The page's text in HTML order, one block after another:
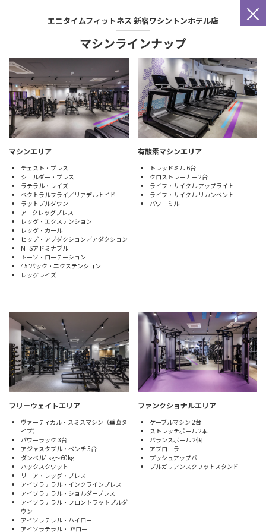
×
エニタイムフィットネス 新宿ワシントンホテル店
マシンラインナップ
マシンエリア
チェスト・プレス
ショルダー・プレス
ラテラル・レイズ
ペクトラルフライ／リアデルトイド
ラットプルダウン
アークレッグプレス
レッグ・エクステンション
レッグ・カール
ヒップ・アブダクション／アダクション
MTSアドミナブル
トーソ・ローテーション
45°バック・エクステンション
レッグレイズ
有酸素マシンエリア
トレッドミル 6台
クロストレーナー 2台
ライフ・サイクル アップライト
ライフ・サイクル リカンベント
パワーミル
フリーウェイトエリア
ヴァーティカル・スミスマシン（垂直タ
イプ）
パワーラック 3台
アジャスタブル・ベンチ 5台
ダンベル1kg～60kg
ハックスクワット
リニア・レッグ・プレス
アイソラテラル・インクラインプレス
アイソラテラル・ショルダープレス
アイソラテラル・フロントラットプルダ
ウン
アイソラテラル・ハイロー
アイソラテラル・DYロー
ファンクショナルエリア
ケーブルマシン 2台
ストレッチポール 2本
バランスボール 2個
アブローラー
プッシュアップバー
ブルガリアンスクワットスタンド